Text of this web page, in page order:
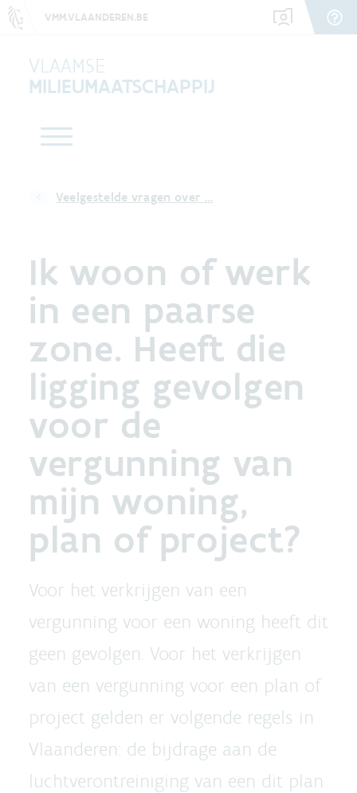
VMM.VLAANDEREN.BE
VLAAMSE
MILIEUMAATSCHAPPIJ
Veelgestelde vragen over …
Ik woon of werk
in een paarse
zone. Heeft die
ligging gevolgen
voor de
vergunning van
mijn woning,
plan of project?
Voor het verkrijgen van een
vergunning voor een woning heeft dit
geen gevolgen. Voor het verkrijgen
van een vergunning voor een plan of
project gelden er volgende regels in
Vlaanderen: de bijdrage aan de
luchtverontreiniging van een dit plan